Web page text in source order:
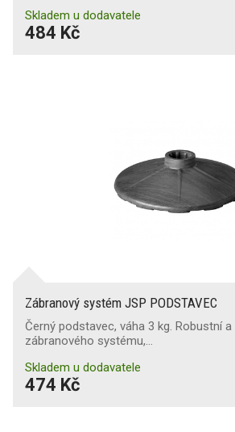
Skladem u dodavatele
484 Kč
Zábranový systém JSP PODSTAVEC
Černý podstavec, váha 3 kg. Robustní
zábranového systému,…
Skladem u dodavatele
474 Kč